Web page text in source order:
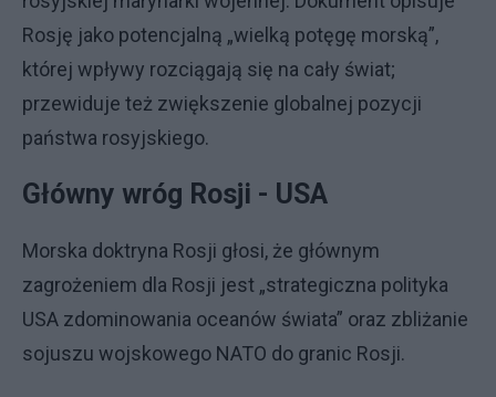
Rosję jako potencjalną „wielką potęgę morską”,
której wpływy rozciągają się na cały świat;
przewiduje też zwiększenie globalnej pozycji
państwa rosyjskiego.
Główny wróg Rosji - USA
Morska doktryna Rosji głosi, że głównym
zagrożeniem dla Rosji jest „strategiczna polityka
USA zdominowania oceanów świata” oraz zbliżanie
sojuszu wojskowego NATO do granic Rosji.